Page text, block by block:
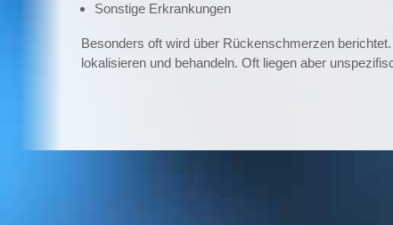
Sonstige Erkrankungen
Besonders oft wird über Rückenschmerzen
lokalisieren und behandeln. Oft liegen aber